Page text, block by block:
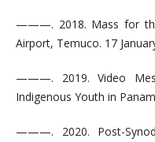
———. 2018. Mass for
Airport, Temuco. 17
———. 2019. Video
Indigenous Youth in
———. 2020. Post-